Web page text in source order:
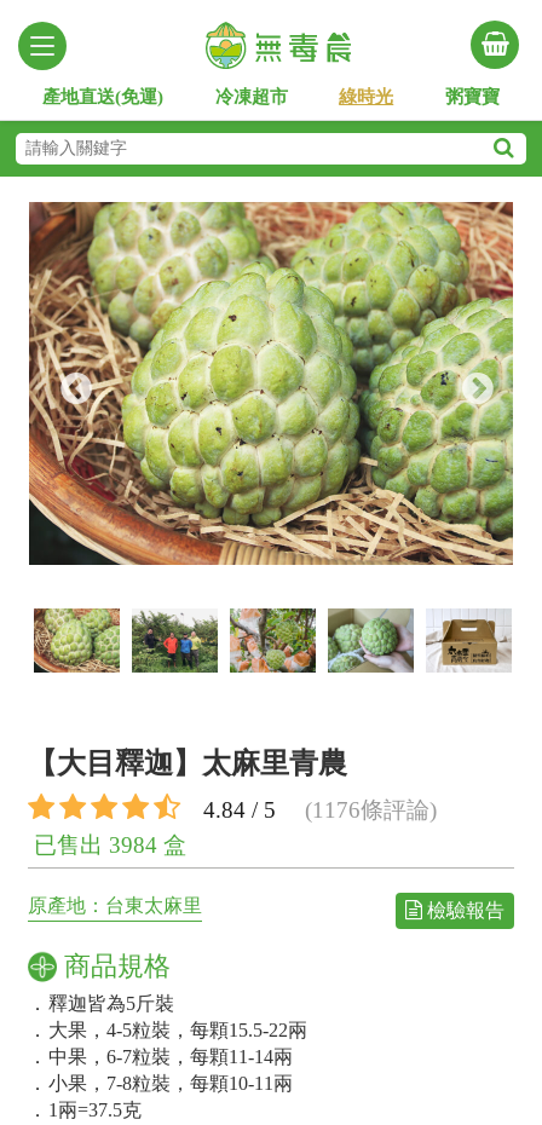
產地直送(免運) 冷凍超市 綠時光 粥寶寶
【大目釋迦】太麻里青農
4.84 / 5
(1176條評論)
已售出 3984 盒
原產地：台東太麻里 檢驗報告
商品規格
． 釋迦皆為5斤裝
． 大果，4-5粒裝，每顆15.5-22兩
． 中果，6-7粒裝，每顆11-14兩
． 小果，7-8粒裝，每顆10-11兩
． 1兩=37.5克